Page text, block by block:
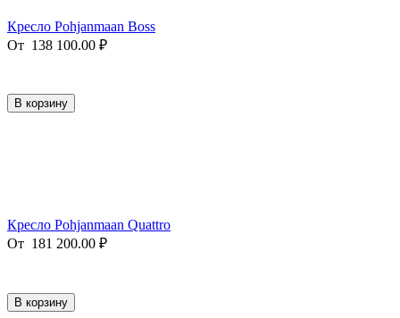
Кресло Pohjanmaan Boss
От 138 100.00 ₽
В корзину
Кресло Pohjanmaan Quattro
От 181 200.00 ₽
В корзину